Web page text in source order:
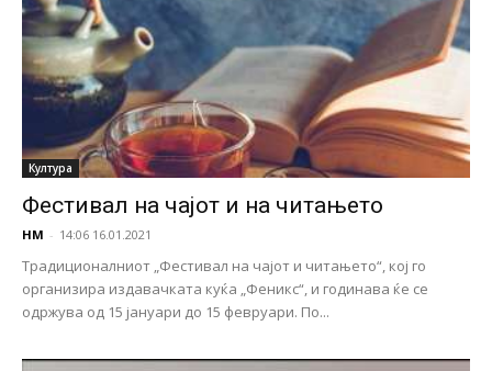
Култура
Фестивал на чајот и на читањето
НМ - 14:06 16.01.2021
Традиционалниот „Фестивал на чајот и читањето“, кој го
организира издавачката куќа „Феникс“, и годинава ќе се
одржува од 15 јануари до 15 февруари. По...